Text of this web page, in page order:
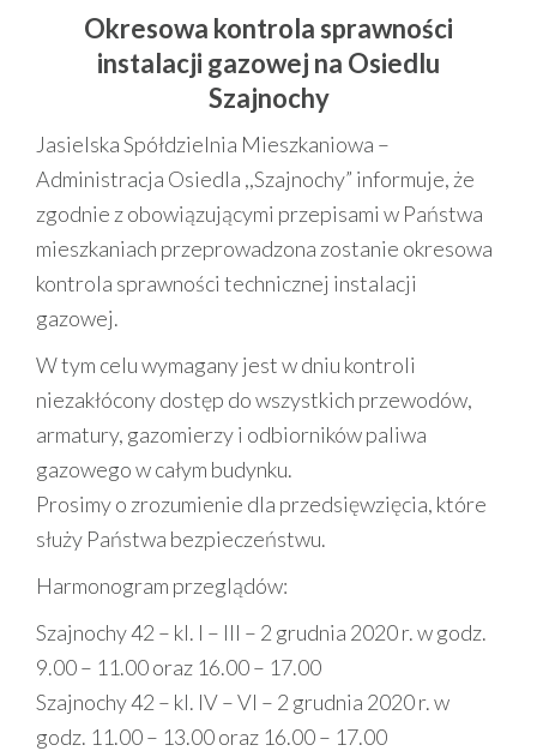
Okresowa kontrola sprawności
instalacji gazowej na Osiedlu
Szajnochy
Jasielska Spółdzielnia Mieszkaniowa –
Administracja Osiedla ,,Szajnochy” informuje, że
zgodnie z obowiązującymi przepisami w Państwa
mieszkaniach przeprowadzona zostanie okresowa
kontrola sprawności technicznej instalacji
gazowej.
W tym celu wymagany jest w dniu kontroli
niezakłócony dostęp do wszystkich przewodów,
armatury, gazomierzy i odbiorników paliwa
gazowego w całym budynku.
Prosimy o zrozumienie dla przedsięwzięcia, które
służy Państwa bezpieczeństwu.
Harmonogram przeglądów:
Szajnochy 42 – kl. I – III – 2 grudnia 2020 r. w godz.
9.00 – 11.00 oraz 16.00 – 17.00
Szajnochy 42 – kl. IV – VI – 2 grudnia 2020 r. w
godz. 11.00 – 13.00 oraz 16.00 – 17.00